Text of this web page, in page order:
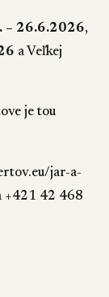
– 26.6.2026,
a Veľkej
je tou
jar-a-
+421 42 468